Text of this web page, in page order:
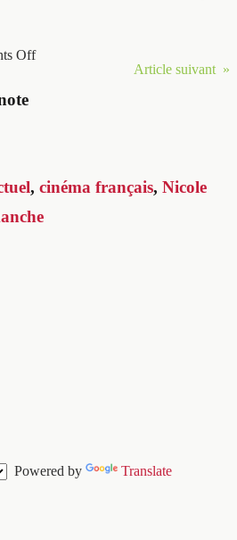
Article suivant »
Off
, cinéma français, Nicole
Powered by Translate